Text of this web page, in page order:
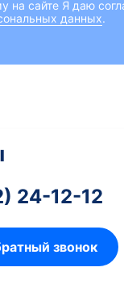
на сайте Я даю
данных.
24-12-12
звонок